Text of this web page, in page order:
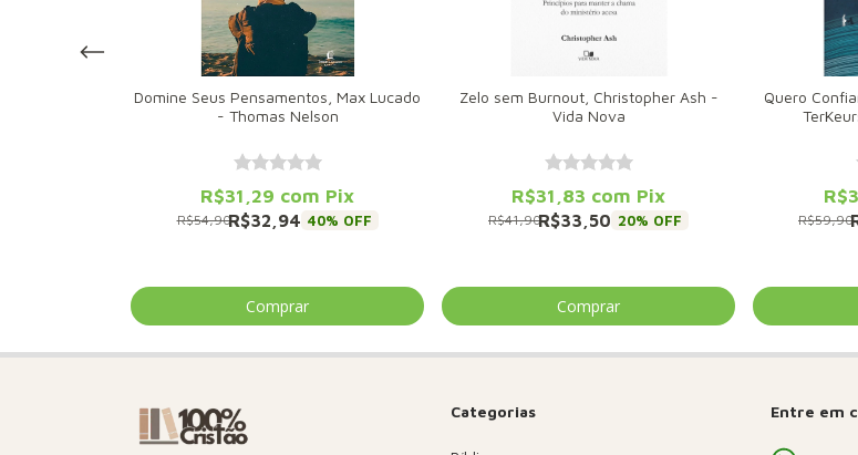
Domine Seus Pensamentos, Max Lucado
- Thomas Nelson
R$32,94
R$54,90 40% OFF
R$31,29 com Pix
Zelo sem Burnout, Christopher Ash -
Vida Nova
R$33,50
R$41,90 20% OFF
R$31,83 com Pix
Quero
R$59,90
Categorias Entre em